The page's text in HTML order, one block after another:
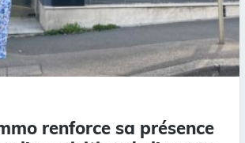
renforce sa présence